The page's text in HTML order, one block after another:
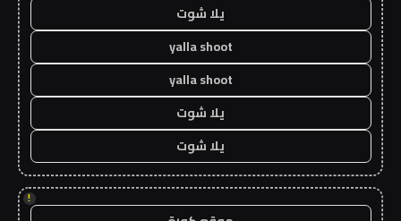
يلا شوت
yalla shoot
yalla shoot
يلا شوت
يلا شوت
!